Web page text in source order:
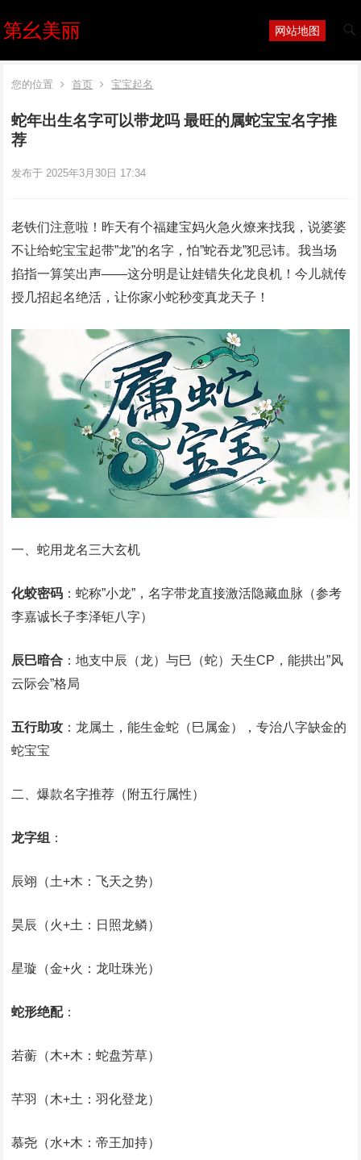
第幺美丽 网站地图
您的位置 首页 宝宝起名
蛇年出生名字可以带龙吗 最旺的属蛇宝宝名字推
荐
发布于 2025年3月30日 17:34
老铁们注意啦！昨天有个福建宝妈火急火燎来找我，说婆婆
不让给蛇宝宝起带”龙”的名字，怕”蛇吞龙”犯忌讳。我当场
掐指一算笑出声——这分明是让娃错失化龙良机！今儿就传
授几招起名绝活，让你家小蛇秒变真龙天子！
一、蛇用龙名三大玄机
化蛟密码 ：蛇称”小龙”，名字带龙直接激活隐藏血脉（参考
李嘉诚长子李泽钜八字）
辰巳暗合 ：地支中辰（龙）与巳（蛇）天生CP，能拱出”风
云际会”格局
五行助攻 ：龙属土，能生金蛇（巳属金），专治八字缺金的
蛇宝宝
二、爆款名字推荐（附五行属性）
龙字组 ：
辰翊（土+木：飞天之势）
昊辰（火+土：日照龙鳞）
星璇（金+火：龙吐珠光）
蛇形绝配：
若蘅（木+木：蛇盘芳草）
芊羽（木+土：羽化登龙）
慕尧（水+木：帝王加持）